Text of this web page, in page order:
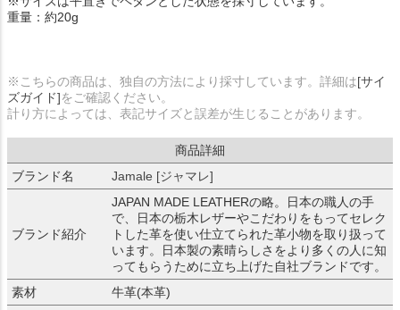
重量：約20g
※こちらの商品は、独自の方法により採寸しています。詳細は[サイ
ズガイド]をご確認ください。
計り方によっては、表記サイズと誤差が生じることがあります。
商品詳細
ブランド名
Jamale [ジャマレ]
ブランド紹介
JAPAN MADE LEATHERの略。日本の職人の手
で、日本の栃木レザーやこだわりをもってセレク
トした革を使い仕立てられた革小物を取り扱って
います。日本製の素晴らしさをより多くの人に知
ってもらうために立ち上げた自社ブランドです。
素材
牛革(本革)